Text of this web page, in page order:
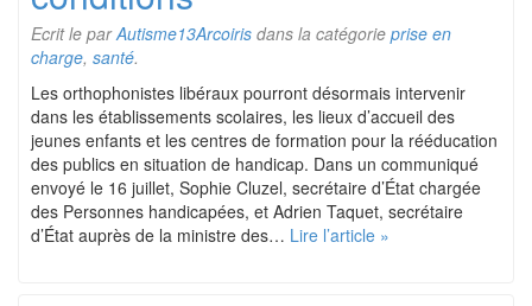
Ecrit le parAutisme13Arcoiris dans la catégorie prise en
charge, santé.
Les orthophonistes libéraux pourront désormais intervenir
dans les établissements scolaires, les lieux d’accueil des
jeunes enfants et les centres de formation pour la rééducation
des publics en situation de handicap. Dans un communiqué
envoyé le 16 juillet, Sophie Cluzel, secrétaire d’État chargée
des Personnes handicapées, et Adrien Taquet, secrétaire
d’État auprès de la ministre des… Lire l’article »